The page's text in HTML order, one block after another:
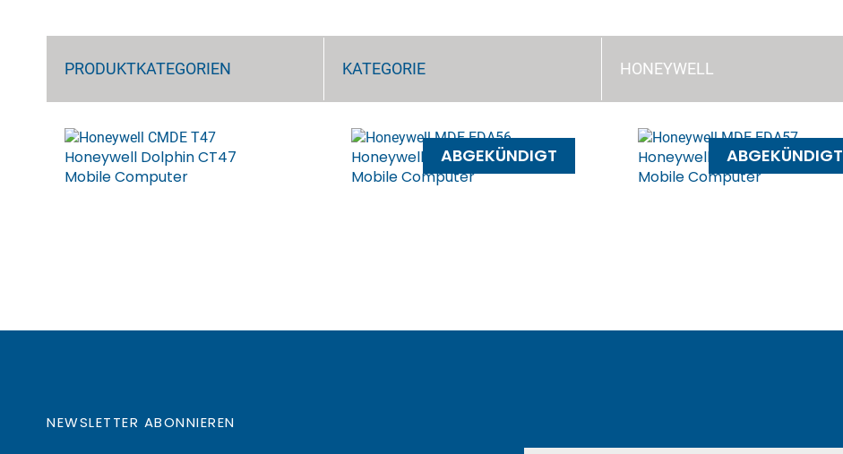
PRODUKTKATEGORIEN KATEGORIE HONEYWELL
Honeywell Dolphin CT47
Mobile Computer
ABGEKÜNDIGT
Honeywell ScanPal EDA56
Mobile Computer
ABGEKÜNDIGT
Honeywell ScanPal EDA57
Mobile Computer
NEWSLETTER ABONNIEREN